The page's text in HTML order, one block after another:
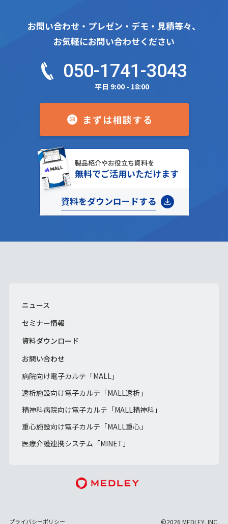
お問い合わせ・プレゼン・デモ・見積等々、
お気軽にお問い合わせください
050-1741-3043
平日 9:00 - 18:00
まずは相談する
製品紹介やお役立ち資料を
無料でご活用いただけます
資料をダウンロードする
ニュース
セミナー情報
資料ダウンロード
お問い合わせ
病院向け電子カルテ「MALL」
透析施設向け電子カルテ「MALL透析」
精神科病院向け電子カルテ「MALL精神科」
重心施設向け電子カルテ「MALL重心」
医療介護連携システム「MINET」
プライバシーポリシー ©2026 MEDLEY, INC.